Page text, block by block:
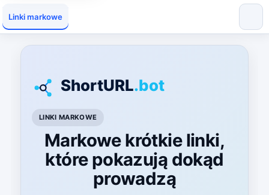
Linki markowe
LINKI MARKOWE
Markowe krótkie linki,
które pokazują dokąd
prowadzą